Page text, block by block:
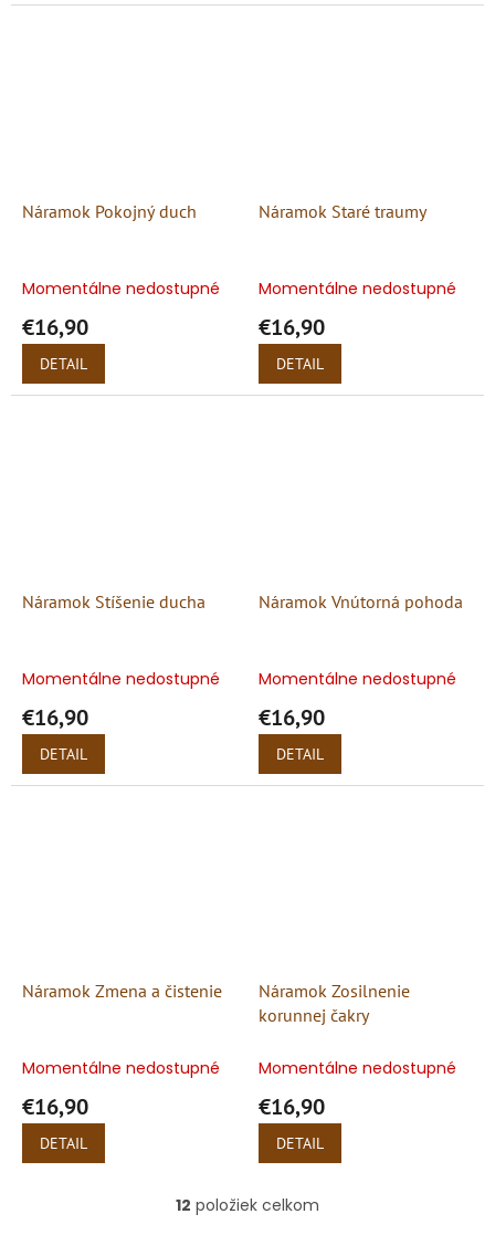
Náramok Pokojný duch
Momentálne nedostupné
€16,90
DETAIL
Náramok Staré traumy
Momentálne nedostupné
€16,90
DETAIL
Náramok Stíšenie ducha
Momentálne nedostupné
€16,90
DETAIL
Náramok Vnútorná pohoda
Momentálne nedostupné
€16,90
DETAIL
Náramok Zmena a čistenie
Momentálne nedostupné
€16,90
DETAIL
Náramok Zosilnenie
korunnej čakry
Momentálne nedostupné
€16,90
DETAIL
O
12 položiek celkom